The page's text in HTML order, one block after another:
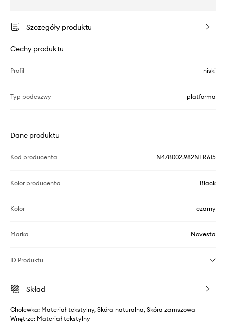
Szczegóły produktu
Cechy produktu
Profil niski
Typ podeszwy platforma
Dane produktu
Kod producenta N478002.982NER615
Kolor producenta Black
Kolor czarny
Marka Novesta
ID Produktu
Skład
Cholewka: Materiał tekstylny, Skóra naturalna, Skóra zamszowa
Wnętrze: Materiał tekstylny